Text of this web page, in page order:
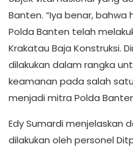
Banten. “Iya benar,
Polda Banten telah
Krakatau Baja Konstruksi.
dilakukan dalam rangka
keamanan pada salah
menjadi mitra Polda
Edy Sumardi menjelaskan
dilakukan oleh personel